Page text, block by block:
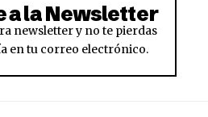
a la Newsletter
newsletter y no te pierdas
en tu correo electrónico.